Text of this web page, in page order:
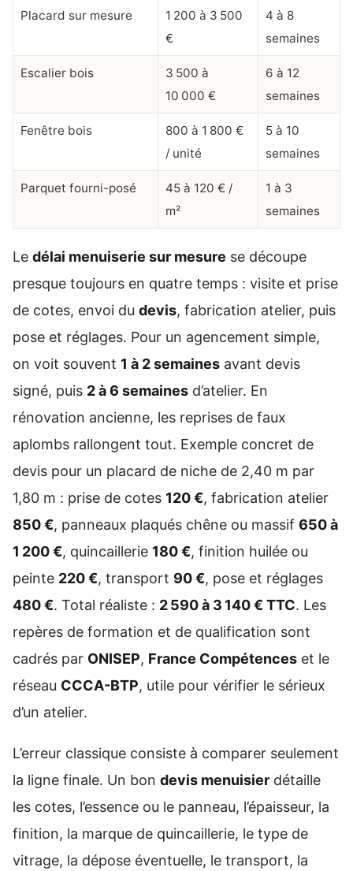
Placard sur mesure
1 200 à 3 500
€
4 à 8
semaines
Escalier bois
3 500 à
10 000 €
6 à 12
semaines
Fenêtre bois
800 à 1 800 €
/ unité
5 à 10
semaines
Parquet fourni-posé
45 à 120 € /
m²
1 à 3
semaines
Le délai menuiserie sur mesure se découpe
presque toujours en quatre temps : visite et prise
de cotes, envoi du devis, fabrication atelier, puis
pose et réglages. Pour un agencement simple,
on voit souvent 1 à 2 semaines avant devis
signé, puis 2 à 6 semaines d’atelier. En
rénovation ancienne, les reprises de faux
aplombs rallongent tout. Exemple concret de
devis pour un placard de niche de 2,40 m par
1,80 m : prise de cotes 120 €, fabrication atelier
850 €, panneaux plaqués chêne ou massif 650 à
1 200 €, quincaillerie 180 €, finition huilée ou
peinte 220 €, transport 90 €, pose et réglages
480 €. Total réaliste : 2 590 à 3 140 € TTC. Les
repères de formation et de qualification sont
cadrés par ONISEP, France Compétences et le
réseau CCCA-BTP, utile pour vérifier le sérieux
d’un atelier.
L’erreur classique consiste à comparer seulement
la ligne finale. Un bon devis menuisier détaille
les cotes, l’essence ou le panneau, l’épaisseur, la
finition, la marque de quincaillerie, le type de
vitrage, la dépose éventuelle, le transport, la